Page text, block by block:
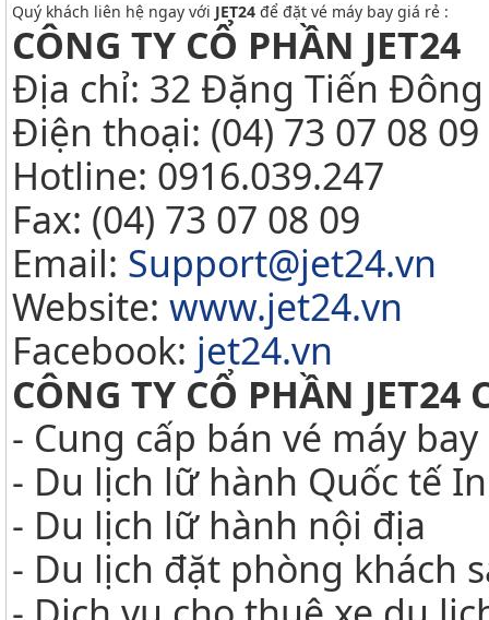
Quý khách liên hệ ngay với JET24 để đặt vé máy bay giá rẻ :
CÔNG TY CỔ PHẦN JET24
Địa chỉ: 32 Đặng Tiến
Điện thoại: (04) 73 07 08 09
Hotline: 0916.039.247
Fax: (04) 73 07 08 09
Email: Support@jet24.vn
Website: www.jet24.vn
Facebook: jet24.vn
CÔNG TY CỔ PHẦN JET24
- Cung cấp bán vé máy
- Du lịch lữ hành Quốc tế
- Du lịch lữ hành nội địa
- Du lịch đặt phòng khách